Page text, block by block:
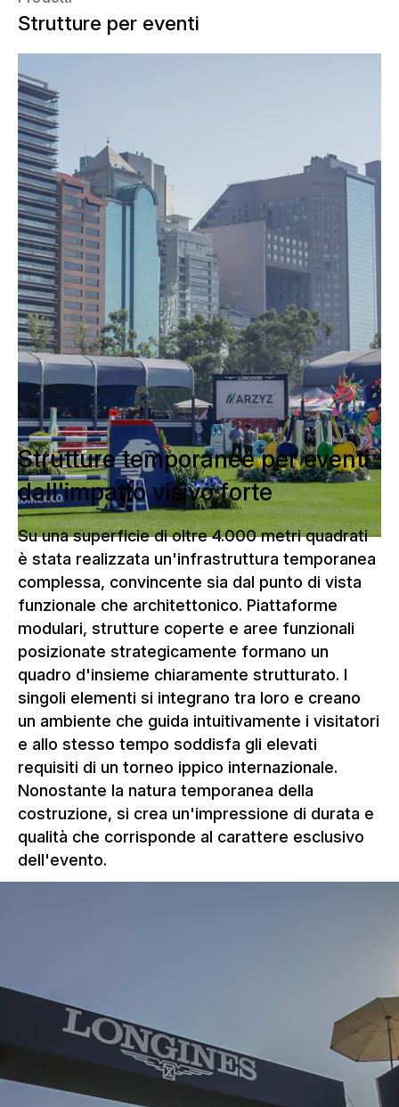
Strutture per eventi
Nel tradizionale complesso «Campo
Marte» di Città del Messico è stato
realizzato un esclusivo centro di gara
per il Longines Global Champions Tour.
Grazie a un raffinato senso dello spazio,
della funzionalità e dell’atmosfera, la
struttura è stata trasformata in un
ambiente di alto livello dedicato agli
eventi. NUSSLI è orgogliosa di allestire
nuovamente questa struttura anno
dopo anno.
Strutture temporanee per eventi
dall'impatto visivo forte
Su una superficie di oltre 4.000 metri quadrati
è stata realizzata un'infrastruttura temporanea
complessa, convincente sia dal punto di vista
funzionale che architettonico. Piattaforme
modulari, strutture coperte e aree funzionali
posizionate strategicamente formano un
quadro d'insieme chiaramente strutturato. I
singoli elementi si integrano tra loro e creano
un ambiente che guida intuitivamente i visitatori
e allo stesso tempo soddisfa gli elevati
requisiti di un torneo ippico internazionale.
Nonostante la natura temporanea della
costruzione, si crea un'impressione di durata e
qualità che corrisponde al carattere esclusivo
dell'evento.